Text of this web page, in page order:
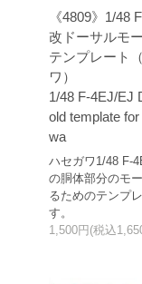
《4809》1/48
改ドーサルモ
テンプレート
ワ）
1/48 F-4EJ/EJ
old template
wa
ハセガワ1/48 F-
の胴体部分のモ
るためのテンプ
す。
1,500円(税込